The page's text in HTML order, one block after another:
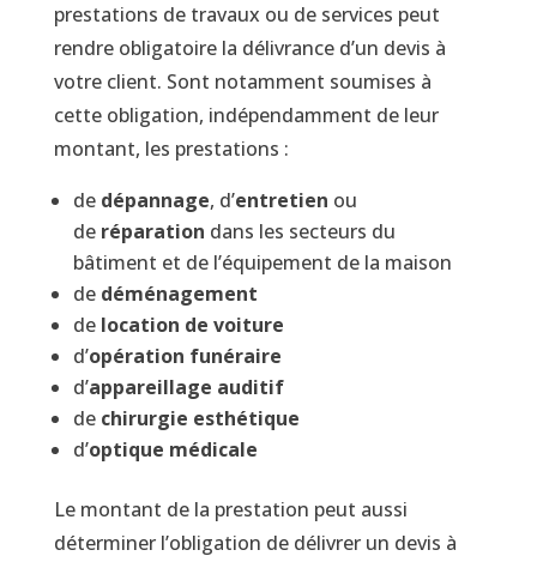
prestations de travaux ou de services peut
rendre obligatoire la délivrance d’un devis à
votre client. Sont notamment soumises à
cette obligation, indépendamment de leur
montant, les prestations :
de dépannage, d’entretien ou
de réparation dans les secteurs du
bâtiment et de l’équipement de la maison
de déménagement
de location de voiture
d’opération funéraire
d’appareillage auditif
de chirurgie esthétique
d’optique médicale
Le montant de la prestation peut aussi
déterminer l’obligation de délivrer un devis à